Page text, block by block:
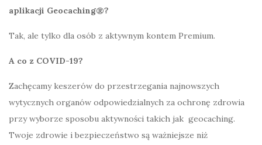
aplikacji Geocaching®?
Tak, ale tylko dla osób z aktywnym kontem Premium.
A co z COVID-19?
Zachęcamy keszerów do przestrzegania najnowszych
wytycznych organów odpowiedzialnych za ochronę zdrowia
przy wyborze sposobu aktywności takich jak geocaching.
Twoje zdrowie i bezpieczeństwo są ważniejsze niż